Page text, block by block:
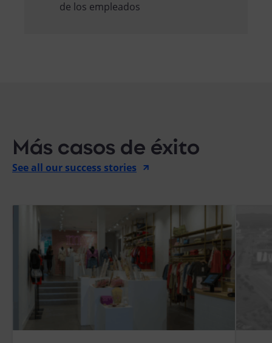
de los empleados
Más casos de éxito
See all our success stories